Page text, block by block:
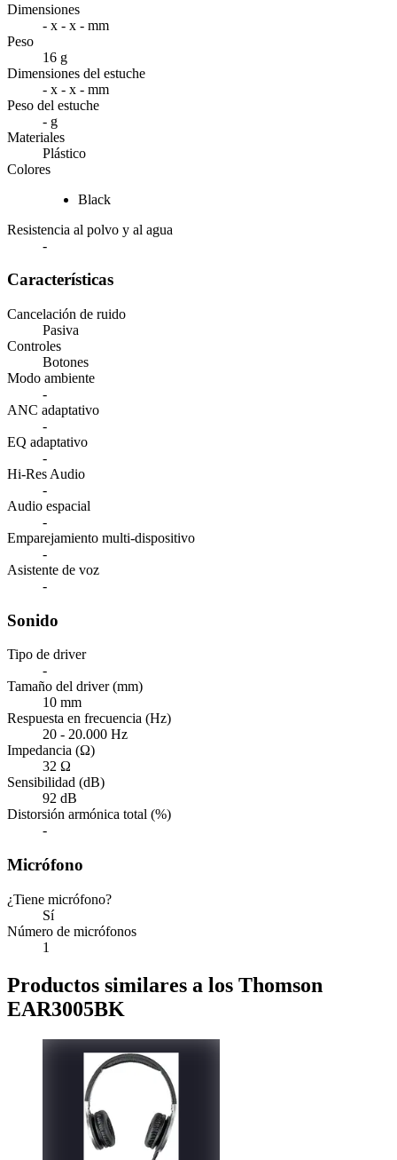
Dimensiones
- x - x - mm
Peso
16 g
Dimensiones del estuche
- x - x - mm
Peso del estuche
- g
Materiales
Plástico
Colores
Black
Resistencia al polvo y al agua
-
Características
Cancelación de ruido
Pasiva
Controles
Botones
Modo ambiente
-
ANC adaptativo
-
EQ adaptativo
-
Hi-Res Audio
-
Audio espacial
-
Emparejamiento multi-dispositivo
-
Asistente de voz
-
Sonido
Tipo de driver
-
Tamaño del driver (mm)
10 mm
Respuesta en frecuencia (Hz)
20 - 20.000 Hz
Impedancia (Ω)
32 Ω
Sensibilidad (dB)
92 dB
Distorsión armónica total (%)
-
Micrófono
¿Tiene micrófono?
Sí
Número de micrófonos
1
Productos similares a los Thomson
EAR3005BK